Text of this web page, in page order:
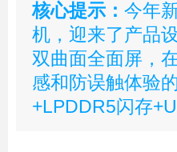
核心提示： 今年
机，迎来了产品
双曲面全面屏，
感和防误触体验
+LPDDR5闪存